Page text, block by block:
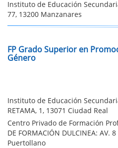
Instituto de Educación
77, 13200 Manzanares
FP Grado Superior en
Género
Instituto de Educación
RETAMA, 1, 13071 Ciudad Real
Centro Privado de Formación
DE FORMACIÓN DULCINEA: AV.
Puertollano